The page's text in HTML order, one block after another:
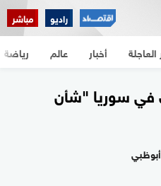
راديو مباشر
العاجلة أخبار عالم رياضة
في سوريا "شأن